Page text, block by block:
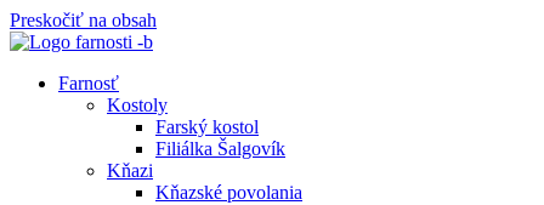
Preskočiť na obsah
Farnosť
Kostoly
Farský kostol
Filiálka Šalgovík
Kňazi
Kňazské povolania